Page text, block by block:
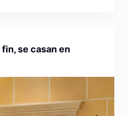
se casan en